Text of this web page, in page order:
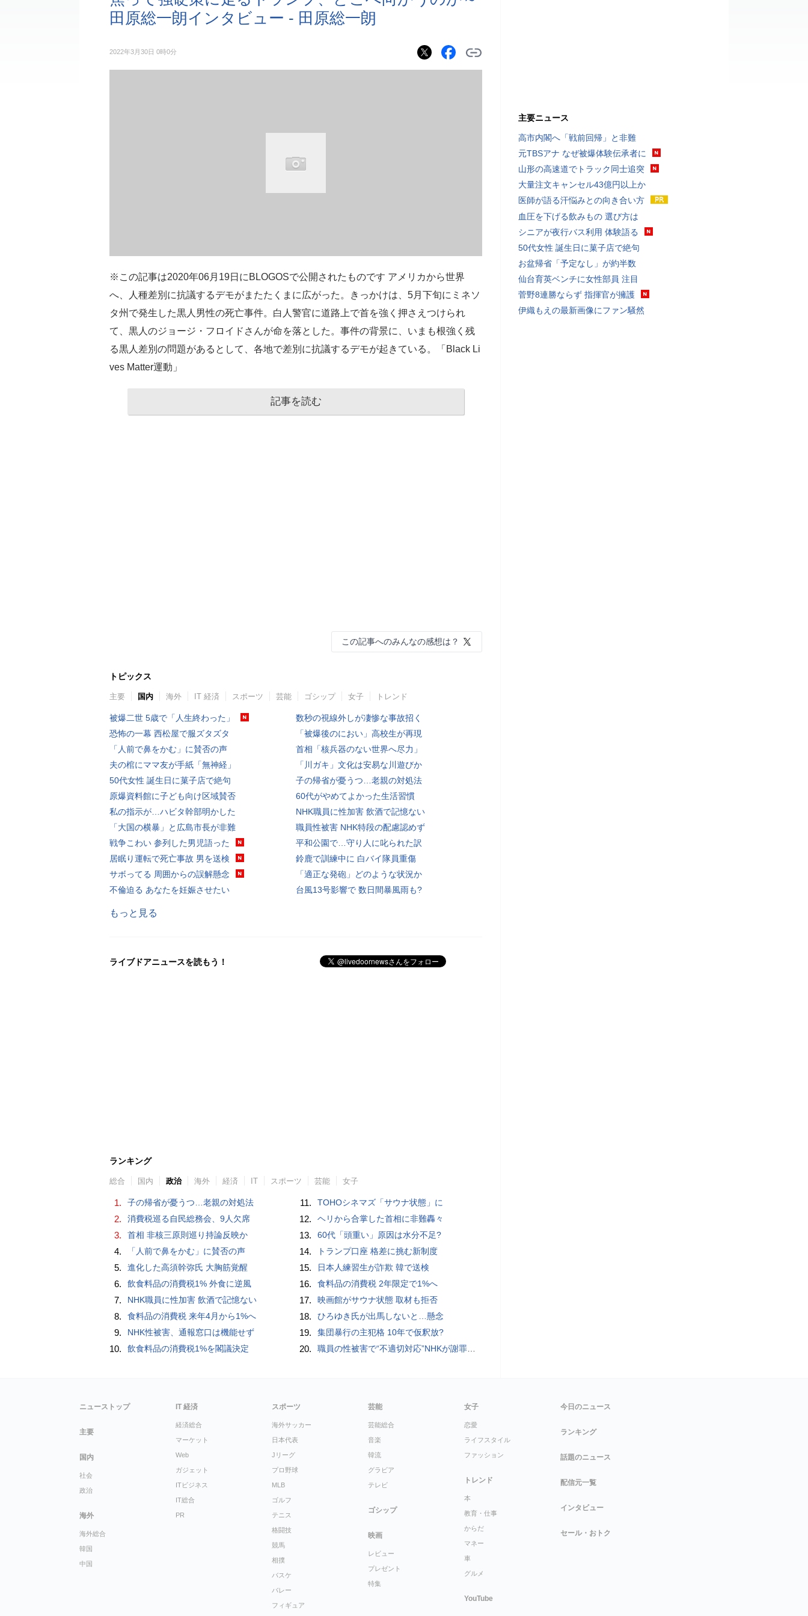
田原総一朗インタビュー - 田原総一朗
2022年3月30日 0時0分
※この記事は2020年06月19日にBLOGOSで公開されたものです アメリカから世界
へ、人種差別に抗議するデモがまたたくまに広がった。きっかけは、5月下旬にミネソ
タ州で発生した黒人男性の死亡事件。白人警官に道路上で首を強く押さえつけられ
て、黒人のジョージ・フロイドさんが命を落とした。事件の背景に、いまも根強く残
る黒人差別の問題があるとして、各地で差別に抗議するデモが起きている。「Black Li
ves Matter運動」
記事を読む
この記事へのみんなの感想は？
トピックス
主要 国内 海外 IT 経済 スポーツ 芸能 ゴシップ 女子 トレンド
被爆二世 5歳で「人生終わった」
恐怖の一幕 西松屋で服ズタズタ
「人前で鼻をかむ」に賛否の声
夫の棺にママ友が手紙「無神経」
50代女性 誕生日に菓子店で絶句
原爆資料館に子ども向け区域賛否
私の指示が…ハビタ幹部明かした
「大国の横暴」と広島市長が非難
戦争こわい 参列した男児語った
居眠り運転で死亡事故 男を送検
サボってる 周囲からの誤解懸念
不倫迫る あなたを妊娠させたい
数秒の視線外しが凄惨な事故招く
「被爆後のにおい」高校生が再現
首相「核兵器のない世界へ尽力」
「川ガキ」文化は安易な川遊びか
子の帰省が憂うつ…老親の対処法
60代がやめてよかった生活習慣
NHK職員に性加害 飲酒で記憶ない
職員性被害 NHK特段の配慮認めず
平和公園で…守り人に叱られた訳
鈴鹿で訓練中に 白バイ隊員重傷
「適正な発砲」どのような状況か
台風13号影響で 数日間暴風雨も?
もっと見る
ライブドアニュースを読もう！
ランキング
総合 国内 政治 海外 経済 IT スポーツ 芸能 女子
1. 子の帰省が憂うつ…老親の対処法
2. 消費税巡る自民総務会、9人欠席
3. 首相 非核三原則巡り持論反映か
4. 「人前で鼻をかむ」に賛否の声
5. 進化した高須幹弥氏 大胸筋覚醒
6. 飲食料品の消費税1% 外食に逆風
7. NHK職員に性加害 飲酒で記憶ない
8. 食料品の消費税 来年4月から1%へ
9. NHK性被害、通報窓口は機能せず
10. 飲食料品の消費税1%を閣議決定
11. TOHOシネマズ「サウナ状態」に
12. ヘリから合掌した首相に非難轟々
13. 60代「頭重い」原因は水分不足?
14. トランプ口座 格差に挑む新制度
15. 日本人練習生が詐欺 韓で送検
16. 食料品の消費税 2年限定で1%へ
17. 映画館がサウナ状態 取材も拒否
18. ひろゆき氏が出馬しないと…懸念
19. 集団暴行の主犯格 10年で仮釈放?
20. 職員の性被害で“不適切対応”NHKが謝罪 番組出演者から性被害受け休職…部署異動認めず、関係者処分なし
主要ニュース
高市内閣へ「戦前回帰」と非難
元TBSアナ なぜ被爆体験伝承者に
山形の高速道でトラック同士追突
大量注文キャンセル43億円以上か
医師が語る汗悩みとの向き合い方
血圧を下げる飲みもの 選び方は
シニアが夜行バス利用 体験語る
50代女性 誕生日に菓子店で絶句
お盆帰省「予定なし」が約半数
仙台育英ベンチに女性部員 注目
菅野8連勝ならず 指揮官が擁護
伊織もえの最新画像にファン騒然
ニューストップ
主要
国内
社会
政治
海外
海外総合
韓国
中国
IT 経済
経済総合
マーケット
Web
ガジェット
ITビジネス
IT総合
PR
スポーツ
海外サッカー
日本代表
Jリーグ
プロ野球
MLB
ゴルフ
テニス
格闘技
競馬
相撲
バスケ
バレー
フィギュア
芸能
芸能総合
音楽
韓流
グラビア
テレビ
ゴシップ
映画
レビュー
プレゼント
特集
女子
恋愛
ライフスタイル
ファッション
トレンド
本
教育・仕事
からだ
マネー
車
グルメ
YouTube
今日のニュース
ランキング
話題のニュース
配信元一覧
インタビュー
セール・おトク